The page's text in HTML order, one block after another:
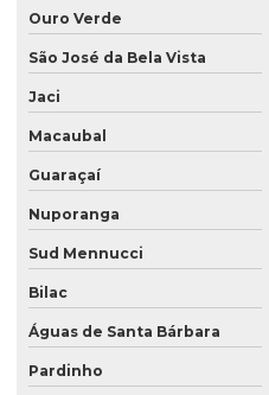
Ouro Verde
São José da Bela Vista
Jaci
Macaubal
Guaraçaí
Nuporanga
Sud Mennucci
Bilac
Águas de Santa Bárbara
Pardinho